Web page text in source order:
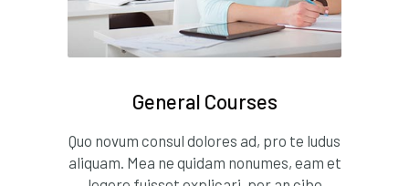
General Courses
Quo novum consul dolores ad, pro te ludus
aliquam. Mea ne quidam nonumes, eam et